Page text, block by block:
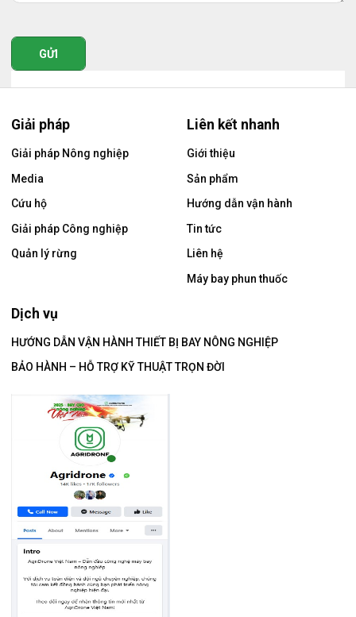
GỬI
Giải pháp
Giải pháp Nông nghiệp
Media
Cứu hộ
Giải pháp Công nghiệp
Quản lý rừng
Dịch vụ
HƯỚNG DẪN VẬN HÀNH THIẾT BỊ BAY NÔNG NGHIỆP
BẢO HÀNH – HỖ TRỢ KỸ THUẬT TRỌN ĐỜI
Liên kết nhanh
Giới thiệu
Sản phẩm
Hướng dẫn vận hành
Tin tức
Liên hệ
Máy bay phun thuốc